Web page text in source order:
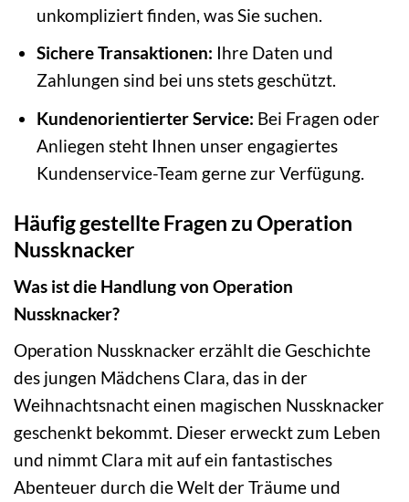
unkompliziert finden, was Sie suchen.
Sichere Transaktionen: Ihre Daten und
Zahlungen sind bei uns stets geschützt.
Kundenorientierter Service: Bei Fragen oder
Anliegen steht Ihnen unser engagiertes
Kundenservice-Team gerne zur Verfügung.
Häufig gestellte Fragen zu Operation
Nussknacker
Was ist die Handlung von Operation
Nussknacker?
Operation Nussknacker erzählt die Geschichte
des jungen Mädchens Clara, das in der
Weihnachtsnacht einen magischen Nussknacker
geschenkt bekommt. Dieser erweckt zum Leben
und nimmt Clara mit auf ein fantastisches
Abenteuer durch die Welt der Träume und